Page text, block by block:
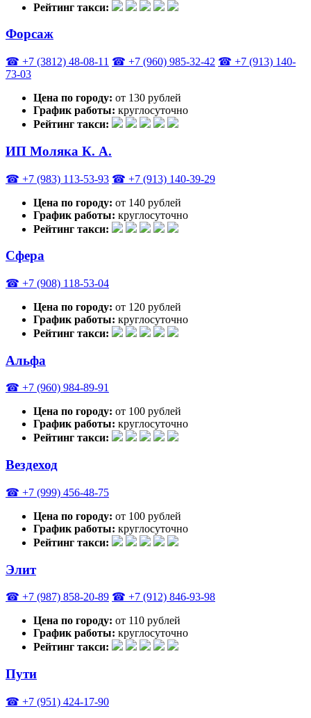
Рейтинг такси:
Форсаж
☎ +7 (3812) 48-08-11 ☎ +7 (960) 985-32-42 ☎ +7 (913) 140-
73-03
Цена по городу: от 130 рублей
График работы: круглосуточно
Рейтинг такси:
ИП Моляка К. А.
☎ +7 (983) 113-53-93 ☎ +7 (913) 140-39-29
Цена по городу: от 140 рублей
График работы: круглосуточно
Рейтинг такси:
Сфера
☎ +7 (908) 118-53-04
Цена по городу: от 120 рублей
График работы: круглосуточно
Рейтинг такси:
Альфа
☎ +7 (960) 984-89-91
Цена по городу: от 100 рублей
График работы: круглосуточно
Рейтинг такси:
Вездеход
☎ +7 (999) 456-48-75
Цена по городу: от 100 рублей
График работы: круглосуточно
Рейтинг такси:
Элит
☎ +7 (987) 858-20-89 ☎ +7 (912) 846-93-98
Цена по городу: от 110 рублей
График работы: круглосуточно
Рейтинг такси:
Пути
☎ +7 (951) 424-17-90